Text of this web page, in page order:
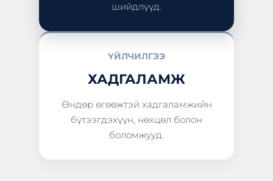
шийдлүүд.
ҮЙЛЧИЛГЭЭ
ХАДГАЛАМЖ
Өндөр өгөөжтэй хадгаламжийн
бүтээгдэхүүн, нөхцөл болон
боломжууд.